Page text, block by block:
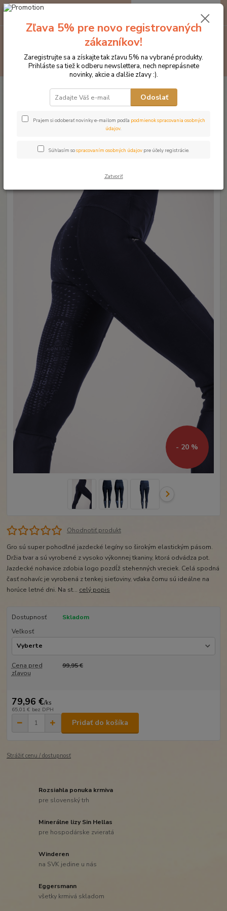
Hľadať
za0 €
Značka oblečenia MONTAR ZĽAVY!
Jazdecké nohavice
MONTAR legíny GRO MON vysoký pás tmavomodré
MONTAR legíny GRO MON
vysoký pás tmavomodré
Akcia Doprava ZADARMO
- 20 %
Ohodnotiť produkt
Gro sú super pohodlné jazdecké legíny so širokým elastickým pásom.
Držia tvar a sú vyrobené z vysoko výkonnej tkaniny, ktorá odvádza pot.
Jazdecké nohavice zdobia logo pozdĺž stehenných vreciek. Celá spodná
časť nohavíc je vyrobená z tenkej sieťoviny, vďaka čomu sú ideálne na
horúce letné dni. Na st... celý popis
Dostupnosť
Skladom
Veľkosť
Cena pred
zľavou
99,95 €
79,96 €/ks
65,01 € bez DPH
Pridať do košíka
Strážiť cenu / dostupnosť
Rozsiahla ponuka krmiva
pre slovenský trh
Minerálne lizy Sin Hellas
pre hospodárske zvieratá
Winderen
na SVK jedine u nás
Eggersmann
všetky krmivá skladom
Zľava 5% pre novo registrovaných
zákazníkov!
Zaregistrujte sa a získajte tak zľavu 5% na vybrané produkty.
Prihláste sa tiež k odberu newslettera, nech neprepásnete
novinky, akcie a ďalšie zľavy :).
Odoslať
Prajem si odoberať novinky e-mailom podľa podmienok spracovania osobných
údajov.
Súhlasím sospracovaním osobných údajov pre účely registrácie.
Zatvoriť